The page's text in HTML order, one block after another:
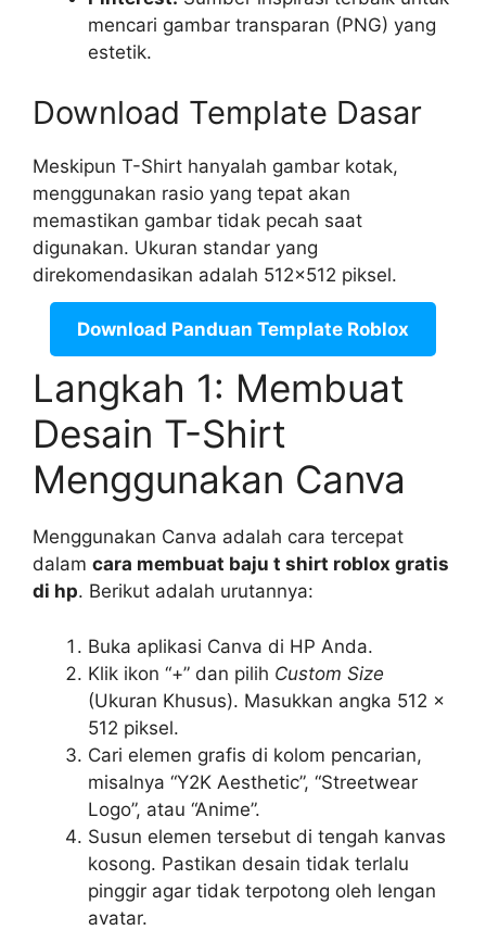
mencari gambar transparan (PNG) yang
estetik.
Download Template Dasar
Meskipun T-Shirt hanyalah gambar kotak,
menggunakan rasio yang tepat akan
memastikan gambar tidak pecah saat
digunakan. Ukuran standar yang
direkomendasikan adalah 512×512 piksel.
Download Panduan Template Roblox
Langkah 1: Membuat
Desain T-Shirt
Menggunakan Canva
Menggunakan Canva adalah cara tercepat
dalam cara membuat baju t shirt roblox gratis
di hp. Berikut adalah urutannya:
Buka aplikasi Canva di HP Anda.
Klik ikon “+” dan pilih Custom Size
(Ukuran Khusus). Masukkan angka 512 x
512 piksel.
Cari elemen grafis di kolom pencarian,
misalnya “Y2K Aesthetic”, “Streetwear
Logo”, atau “Anime”.
Susun elemen tersebut di tengah kanvas
kosong. Pastikan desain tidak terlalu
pinggir agar tidak terpotong oleh lengan
avatar.